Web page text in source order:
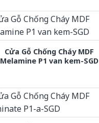
Cửa Gỗ Chống Cháy MDF
Melamine P1 van kem-SGD